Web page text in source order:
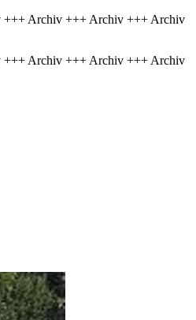
Archiv +++ Archiv +++ Archiv
Archiv +++ Archiv +++ Archiv